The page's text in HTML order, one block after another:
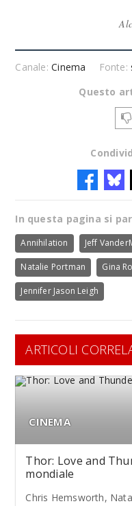
Canale:Cinema Fonte:
Questo
In questa pagina si
Annihilation Jeff
Natalie Portman Gina
Jennifer Jason Leigh
ARTICOLI
CINEMA
Thor: Love and
mondiale
Chris Hemsworth,